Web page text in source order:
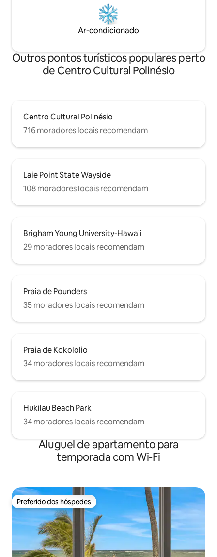
Ar-condicionado
Outros pontos turísticos populares perto
de Centro Cultural Polinésio
Centro Cultural Polinésio
716 moradores locais recomendam
Laie Point State Wayside
108 moradores locais recomendam
Brigham Young University-Hawaii
29 moradores locais recomendam
Praia de Pounders
35 moradores locais recomendam
Praia de Kokololio
34 moradores locais recomendam
Hukilau Beach Park
34 moradores locais recomendam
Aluguel de apartamento para
temporada com Wi-Fi
Preferido dos hóspedes
Preferido dos hóspedes